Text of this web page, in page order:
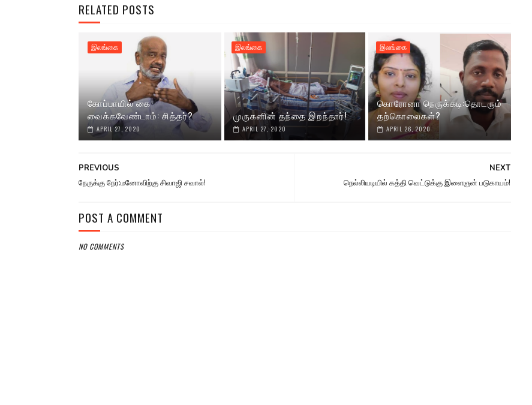
RELATED POSTS
இலங்கை
கோப்பாயில் கை
வைக்கவேண்டாம்: சித்தர்?
APRIL 27, 2020
இலங்கை
முருகனின் தந்தை இறந்தார்!
APRIL 27, 2020
இலங்கை
கொரோனா நெருக்கடி:தொடரும்
தற்கொலைகள்?
APRIL 26, 2020
NEXT
நெல்லியடியில் கத்தி வெட்டுக்கு இளைஞன் படுகாயம்!
PREVIOUS
நேருக்கு நேர்:மனோவிற்கு சிவாஜி சவால்!
POST A COMMENT
NO COMMENTS